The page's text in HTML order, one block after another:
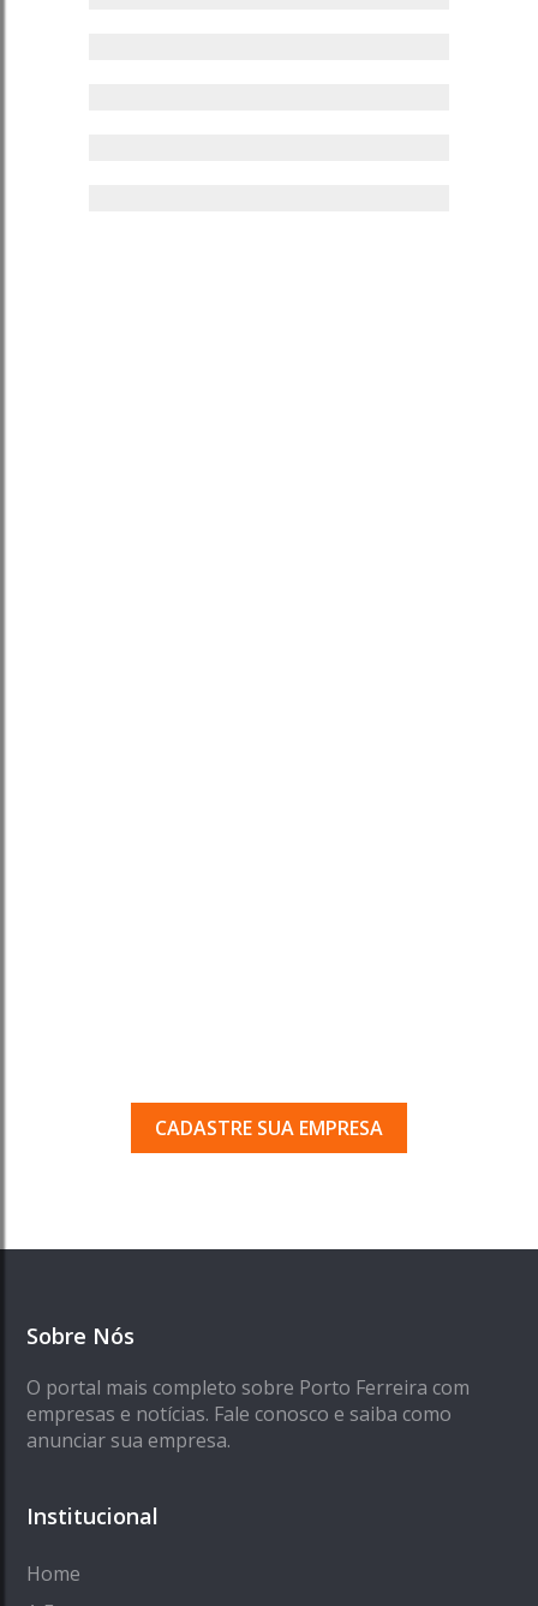
CADASTRE SUA EMPRESA
Sobre Nós
O portal mais completo sobre Porto Ferreira com
empresas e notícias. Fale conosco e saiba como
anunciar sua empresa.
Institucional
Home